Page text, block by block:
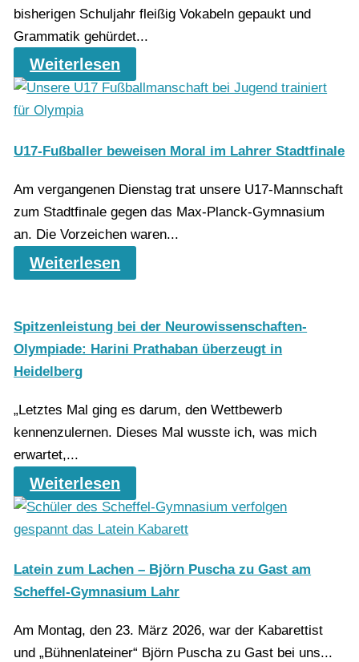
bisherigen Schuljahr fleißig Vokabeln gepaukt und
Grammatik gehürdet...
Weiterlesen
U17-Fußballer beweisen Moral im Lahrer Stadtfinale
Am vergangenen Dienstag trat unsere U17-Mannschaft
zum Stadtfinale gegen das Max-Planck-Gymnasium
an. Die Vorzeichen waren...
Weiterlesen
Spitzenleistung bei der Neurowissenschaften-
Olympiade: Harini Prathaban überzeugt in
Heidelberg
„Letztes Mal ging es darum, den Wettbewerb
kennenzulernen. Dieses Mal wusste ich, was mich
erwartet,...
Weiterlesen
Latein zum Lachen – Björn Puscha zu Gast am
Scheffel-Gymnasium Lahr
Am Montag, den 23. März 2026, war der Kabarettist
und „Bühnenlateiner“ Björn Puscha zu Gast bei uns...